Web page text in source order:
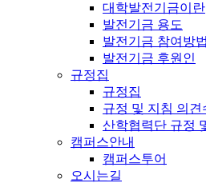
대학발전기금이란
발전기금 용도
발전기금 참여방법
발전기금 후원인
규정집
규정집
규정 및 지침 의
산학협력단 규정
캠퍼스안내
캠퍼스투어
오시는길